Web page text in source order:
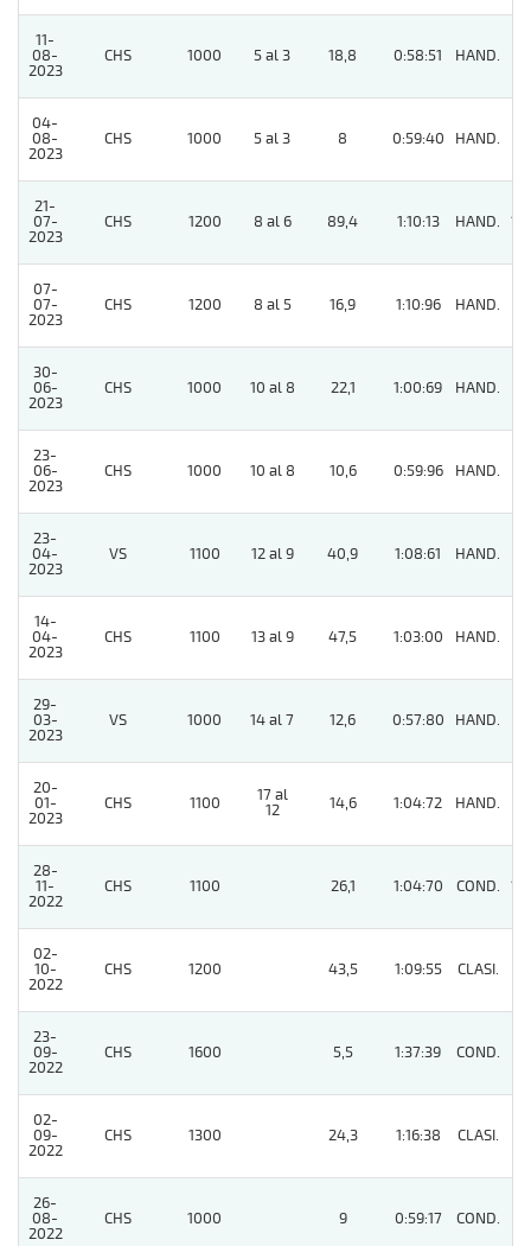
11-
08-
2023
CHS 1000 5 al 3 18,8 0:58:51 HAND.
04-
08-
2023
CHS 1000 5 al 3 8 0:59:40 HAND.
21-
07-
2023
CHS 1200 8 al 6 89,4 1:10:13 HAND. 13
07-
07-
2023
CHS 1200 8 al 5 16,9 1:10:96 HAND.
30-
06-
2023
CHS 1000 10 al 8 22,1 1:00:69 HAND.
23-
06-
2023
CHS 1000 10 al 8 10,6 0:59:96 HAND.
23-
04-
2023
VS 1100 12 al 9 40,9 1:08:61 HAND.
14-
04-
2023
CHS 1100 13 al 9 47,5 1:03:00 HAND.
29-
03-
2023
VS 1000 14 al 7 12,6 0:57:80 HAND.
20-
01-
2023
CHS 1100
17 al
12
14,6 1:04:72 HAND.
28-
11-
2022
CHS 1100 26,1 1:04:70 COND. 12
02-
10-
2022
CHS 1200 43,5 1:09:55 CLASI.
23-
09-
2022
CHS 1600 5,5 1:37:39 COND.
02-
09-
2022
CHS 1300 24,3 1:16:38 CLASI.
26-
08-
2022
CHS 1000 9 0:59:17 COND.